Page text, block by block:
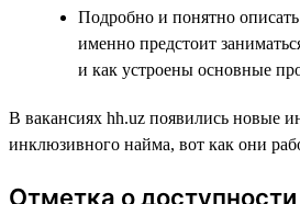
Подробно и понятно
именно предстоит
и как устроены основные
В вакансиях hh.uz появились новые
инклюзивного найма, вот как они
Отметка о